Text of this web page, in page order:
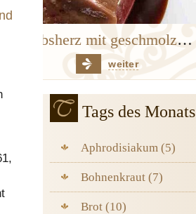
Kartoffeln in Heu
Tags des Monats
Aphrodisiakum (5)
Bohnenkraut (7)
Brot (10)